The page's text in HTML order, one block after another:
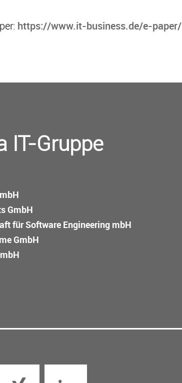
https://www.it-business.de/e-paper/
IT-Gruppe
GmbH
für Software Engineering mbH
GmbH